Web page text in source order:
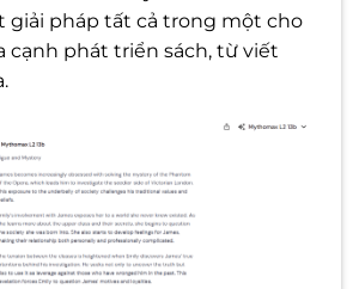
giải pháp tất cả trong một cho
cạnh phát triển sách, từ viết